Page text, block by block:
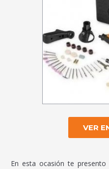
VER
En esta ocasión te